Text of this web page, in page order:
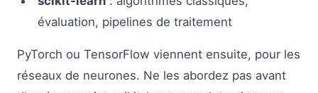
évaluation, pipelines de traitement
PyTorch ou TensorFlow viennent ensuite, pour les
réseaux de neurones. Ne les abordez pas avant